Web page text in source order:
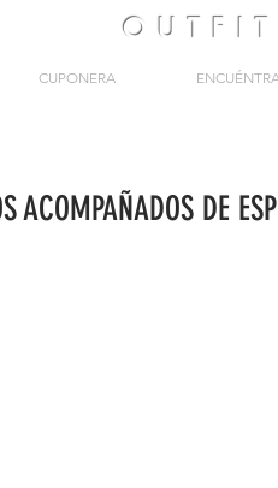
OUTFIT
CUPONERA
ACOMPAÑADOS DE